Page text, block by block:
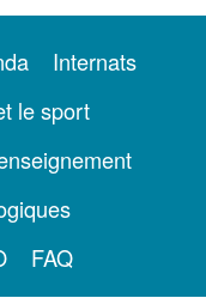
Internats
le sport
FAQ